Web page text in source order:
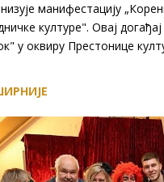
манифестацију
културе". Овај
у оквиру Престонице